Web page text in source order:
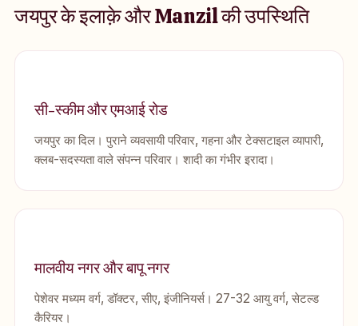
जयपुर के इलाक़े और Manzil की उपस्थिति
सी-स्कीम और एमआई रोड
जयपुर का दिल। पुराने व्यवसायी परिवार, गहना और टेक्सटाइल व्यापारी,
क्लब-सदस्यता वाले संपन्न परिवार। शादी का गंभीर इरादा।
मालवीय नगर और बापू नगर
पेशेवर मध्यम वर्ग, डॉक्टर, सीए, इंजीनियर्स। 27-32 आयु वर्ग, सेटल्ड
कैरियर।